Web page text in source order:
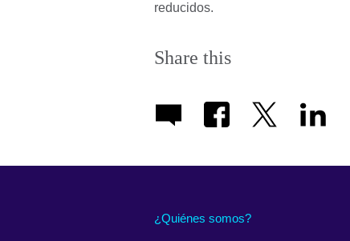
reducidos.
Share this
¿Quiénes somos?